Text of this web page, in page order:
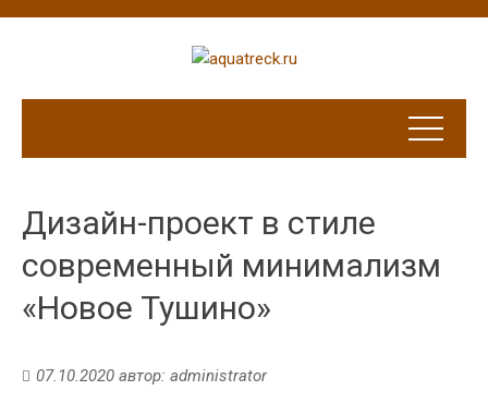
Дизайн-проект в стиле
современный минимализм
«Новое Тушино»
07.10.2020 автор: administrator